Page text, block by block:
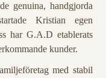
genuina, handgjorda
Kristian egen
har G.A.D etablerats
kunder.
med stabil